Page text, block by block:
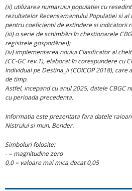
(ii) utilizarea numarului populatiei cu
rezultatelor Recensamantului Populatiei si al
pentru coeficientii de extindere si indicatorii
(iii) o serie de schimbări în chestionarele
registrele gospodăriei);
(iv) implementarea noului Clasificator al
(CC-GC rev.1), elaborat în corespundere cu
Individual pe Destina_ii (COICOP 2018),
de timp.
Astfel, incepand cu anul 2025, datele CBGC
cu perioada precedenta.
Informatia este prezentata fara datele
Nistrului si mun. Bender.
Simboluri folosite:
- = magnitudine zero
0,0 = valoare mai mica decat 0,05